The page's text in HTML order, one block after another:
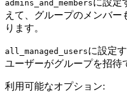
admins_and_members
えて、グループのメンバ
ります。
all_managed_usersに設定
ユーザーがグループを招待
利用可能なオプション: